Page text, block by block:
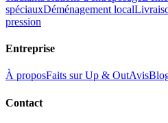
spéciauxDéménagement local
pression
Entreprise
À proposFaits sur Up & OutAvis
Contact